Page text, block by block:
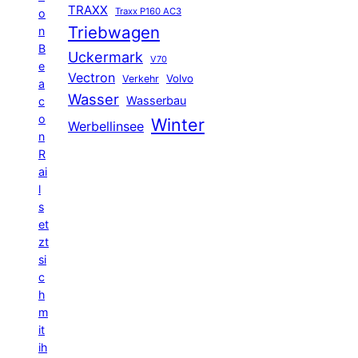
o
n
B
e
a
c
o
n
R
ai
l
s
et
zt
si
c
h
m
it
ih
TRAXX Traxx P160 AC3
Triebwagen
Uckermark V70
Vectron Verkehr Volvo
Wasser Wasserbau
Werbellinsee Winter